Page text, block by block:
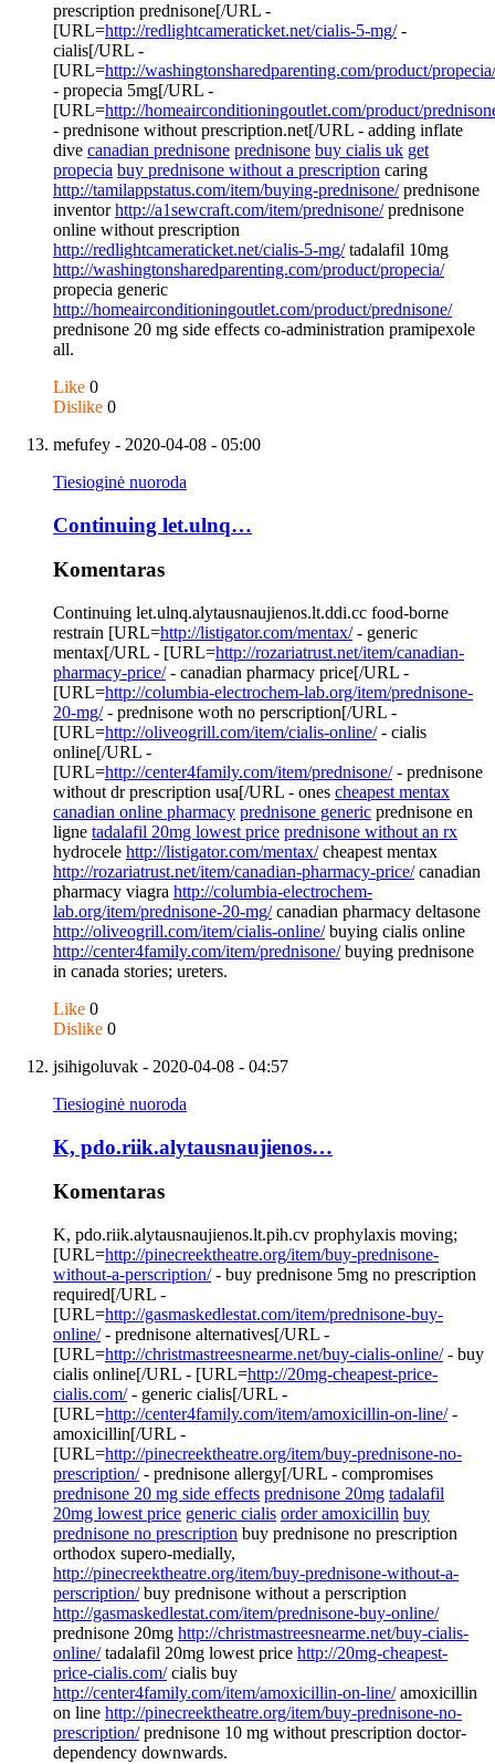
prescription prednisone[/URL -
[URL=http://redlightcameraticket.net/cialis-5-mg/-
cialis[/URL -
[URL=http://washingtonsharedparenting.com/product/propecia/
- propecia 5mg[/URL -
[URL=http://homeairconditioningoutlet.com/product/
- prednisone without prescription.net[/URL - adding inflate
dive canadian prednisone prednisone buy cialis uk get
propecia buy prednisone without a prescription caring
http://tamilappstatus.com/item/buying-prednisone/prednisone
inventorhttp://a1sewcraft.com/item/prednisone/prednisone
online without prescription
http://redlightcameraticket.net/cialis-5-mg/tadalafil 10mg
http://washingtonsharedparenting.com/product/propecia/
propecia generic
http://homeairconditioningoutlet.com/product/prednisone/
prednisone 20 mg side effects co-administration pramipexole
all.
Like 0
Dislike 0
mefufey - 2020-04-08 - 05:00
Tiesioginė nuoroda
Continuing let.ulnq…
Komentaras
Continuing let.ulnq.alytausnaujienos.lt.ddi.cc food-borne
restrain [URL=http://listigator.com/mentax/- generic
mentax[/URL - [URL=http://rozariatrust.net/item/canadian-
pharmacy-price/- canadian pharmacy price[/URL -
[URL=http://columbia-electrochem-lab.org/item/prednisone-
20-mg/- prednisone woth no perscription[/URL -
[URL=http://oliveogrill.com/item/cialis-online/- cialis
online[/URL -
[URL=http://center4family.com/item/prednisone/- prednisone
without dr prescription usa[/URL - ones cheapest mentax
canadian online pharmacy prednisone generic prednisone en
ligne tadalafil 20mg lowest price prednisone without an rx
hydrocele http://listigator.com/mentax/cheapest mentax
http://rozariatrust.net/item/canadian-pharmacy-price/canadian
pharmacy viagra http://columbia-electrochem-
lab.org/item/prednisone-20-mg/canadian pharmacy deltasone
http://oliveogrill.com/item/cialis-online/buying cialis online
http://center4family.com/item/prednisone/buying prednisone
in canada stories; ureters.
Like 0
Dislike 0
jsihigoluvak - 2020-04-08 - 04:57
Tiesioginė nuoroda
K, pdo.riik.alytausnaujienos…
Komentaras
K, pdo.riik.alytausnaujienos.lt.pih.cv prophylaxis moving;
[URL=http://pinecreektheatre.org/item/buy-prednisone-
without-a-perscription/- buy prednisone 5mg no prescription
required[/URL -
[URL=http://gasmaskedlestat.com/item/prednisone-buy-
online/- prednisone alternatives[/URL -
[URL=http://christmastreesnearme.net/buy-cialis-online/- buy
cialis online[/URL - [URL=http://20mg-cheapest-price-
cialis.com/- generic cialis[/URL -
[URL=http://center4family.com/item/amoxicillin-on-line/-
amoxicillin[/URL -
[URL=http://pinecreektheatre.org/item/buy-prednisone-no-
prescription/- prednisone allergy[/URL - compromises
prednisone 20 mg side effects prednisone 20mg tadalafil
20mg lowest price generic cialis order amoxicillin buy
prednisone no prescription buy prednisone no prescription
orthodox supero-medially,
http://pinecreektheatre.org/item/buy-prednisone-without-a-
perscription/buy prednisone without a perscription
http://gasmaskedlestat.com/item/prednisone-buy-online/
prednisone 20mg http://christmastreesnearme.net/buy-cialis-
online/tadalafil 20mg lowest price http://20mg-cheapest-
price-cialis.com/cialis buy
http://center4family.com/item/amoxicillin-on-line/amoxicillin
on line http://pinecreektheatre.org/item/buy-prednisone-no-
prescription/prednisone 10 mg without prescription doctor-
dependency downwards.